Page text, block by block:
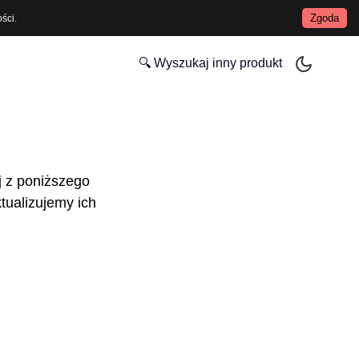
Zgoda
🔍 Wyszukaj inny produkt
z poniższego
ich